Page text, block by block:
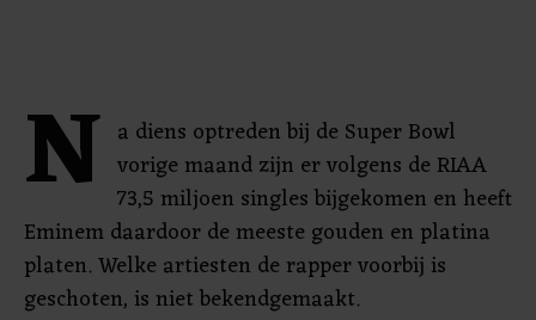
N a diens optreden bij de Super Bowl
vorige maand zijn er volgens de RIAA
73,5 miljoen singles bijgekomen en heeft
Eminem daardoor de meeste gouden en platina
platen. Welke artiesten de rapper voorbij is
geschoten, is niet bekendgemaakt.